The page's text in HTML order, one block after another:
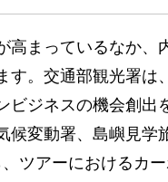
まっているなか、
。交通部観光署は
ジネスの機会創出
候変動署、島嶼見学
ツアーにおけるカ